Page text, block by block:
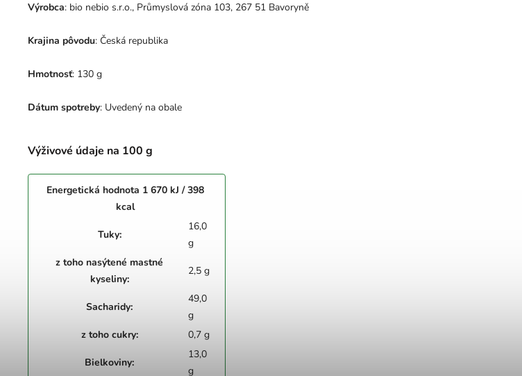
Výrobca: bio nebio s.r.o., Průmyslová zóna 103, 267 51 Bavoryně
Krajina pôvodu: Česká republika
Hmotnosť: 130 g
Dátum spotreby: Uvedený na obale
Výživové údaje na 100 g
Energetická hodnota 1 670 kJ / 398
kcal
Tuky:
16,0
g
z toho nasýtené mastné
kyseliny:
2,5 g
Sacharidy:
49,0
g
z toho cukry:
0,7 g
Bielkoviny:
13,0
g